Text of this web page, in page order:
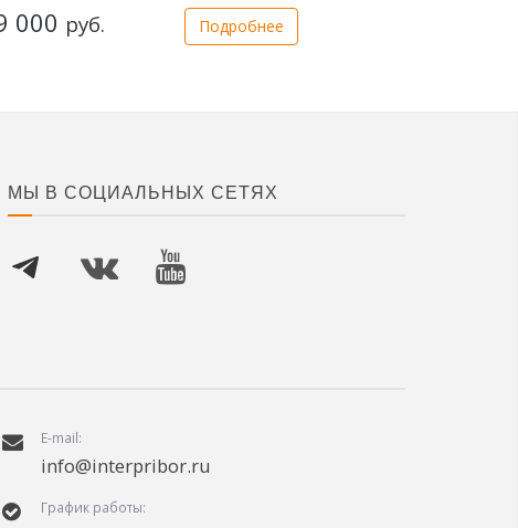
000 руб. Подробнее
МЫ В СОЦИАЛЬНЫХ СЕТЯХ
E-mail:
info@interpribor.ru
График работы: